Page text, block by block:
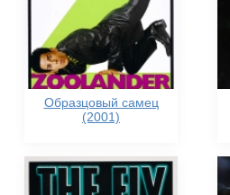
Образцовый самец
(2001)